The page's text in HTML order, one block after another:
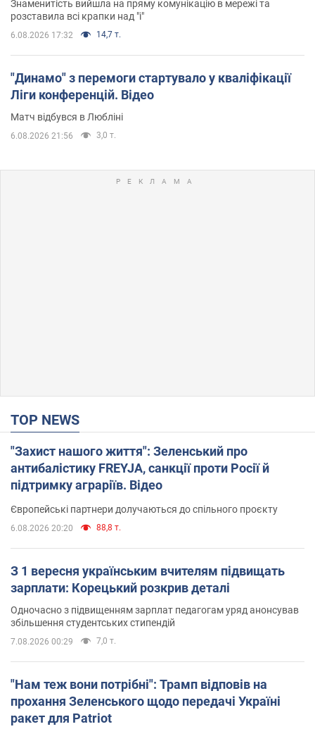
Знаменитість вийшла на пряму комунікацію в мережі та
розставила всі крапки над "і"
6.08.2026 17:32 14,7 т.
"Динамо" з перемоги стартувало у кваліфікації
Ліги конференцій. Відео
Матч відбувся в Любліні
6.08.2026 21:56 3,0 т.
TOP NEWS
"Захист нашого життя": Зеленський про
антибалістику FREYJA, санкції проти Росії й
підтримку аграріїв. Відео
Європейські партнери долучаються до спільного проєкту
6.08.2026 20:20 88,8 т.
З 1 вересня українським вчителям підвищать
зарплати: Корецький розкрив деталі
Одночасно з підвищенням зарплат педагогам уряд анонсував
збільшення студентських стипендій
7.08.2026 00:29 7,0 т.
"Нам теж вони потрібні": Трамп відповів на
прохання Зеленського щодо передачі Україні
ракет для Patriot